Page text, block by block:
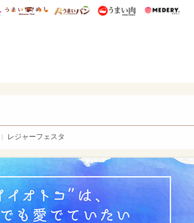
研 ディズニー特集
mimot. うまいめし うまいパン うまい肉
レジャーフェスタ